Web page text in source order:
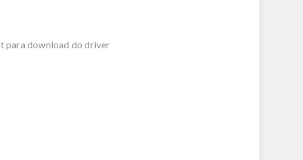
para download do driver